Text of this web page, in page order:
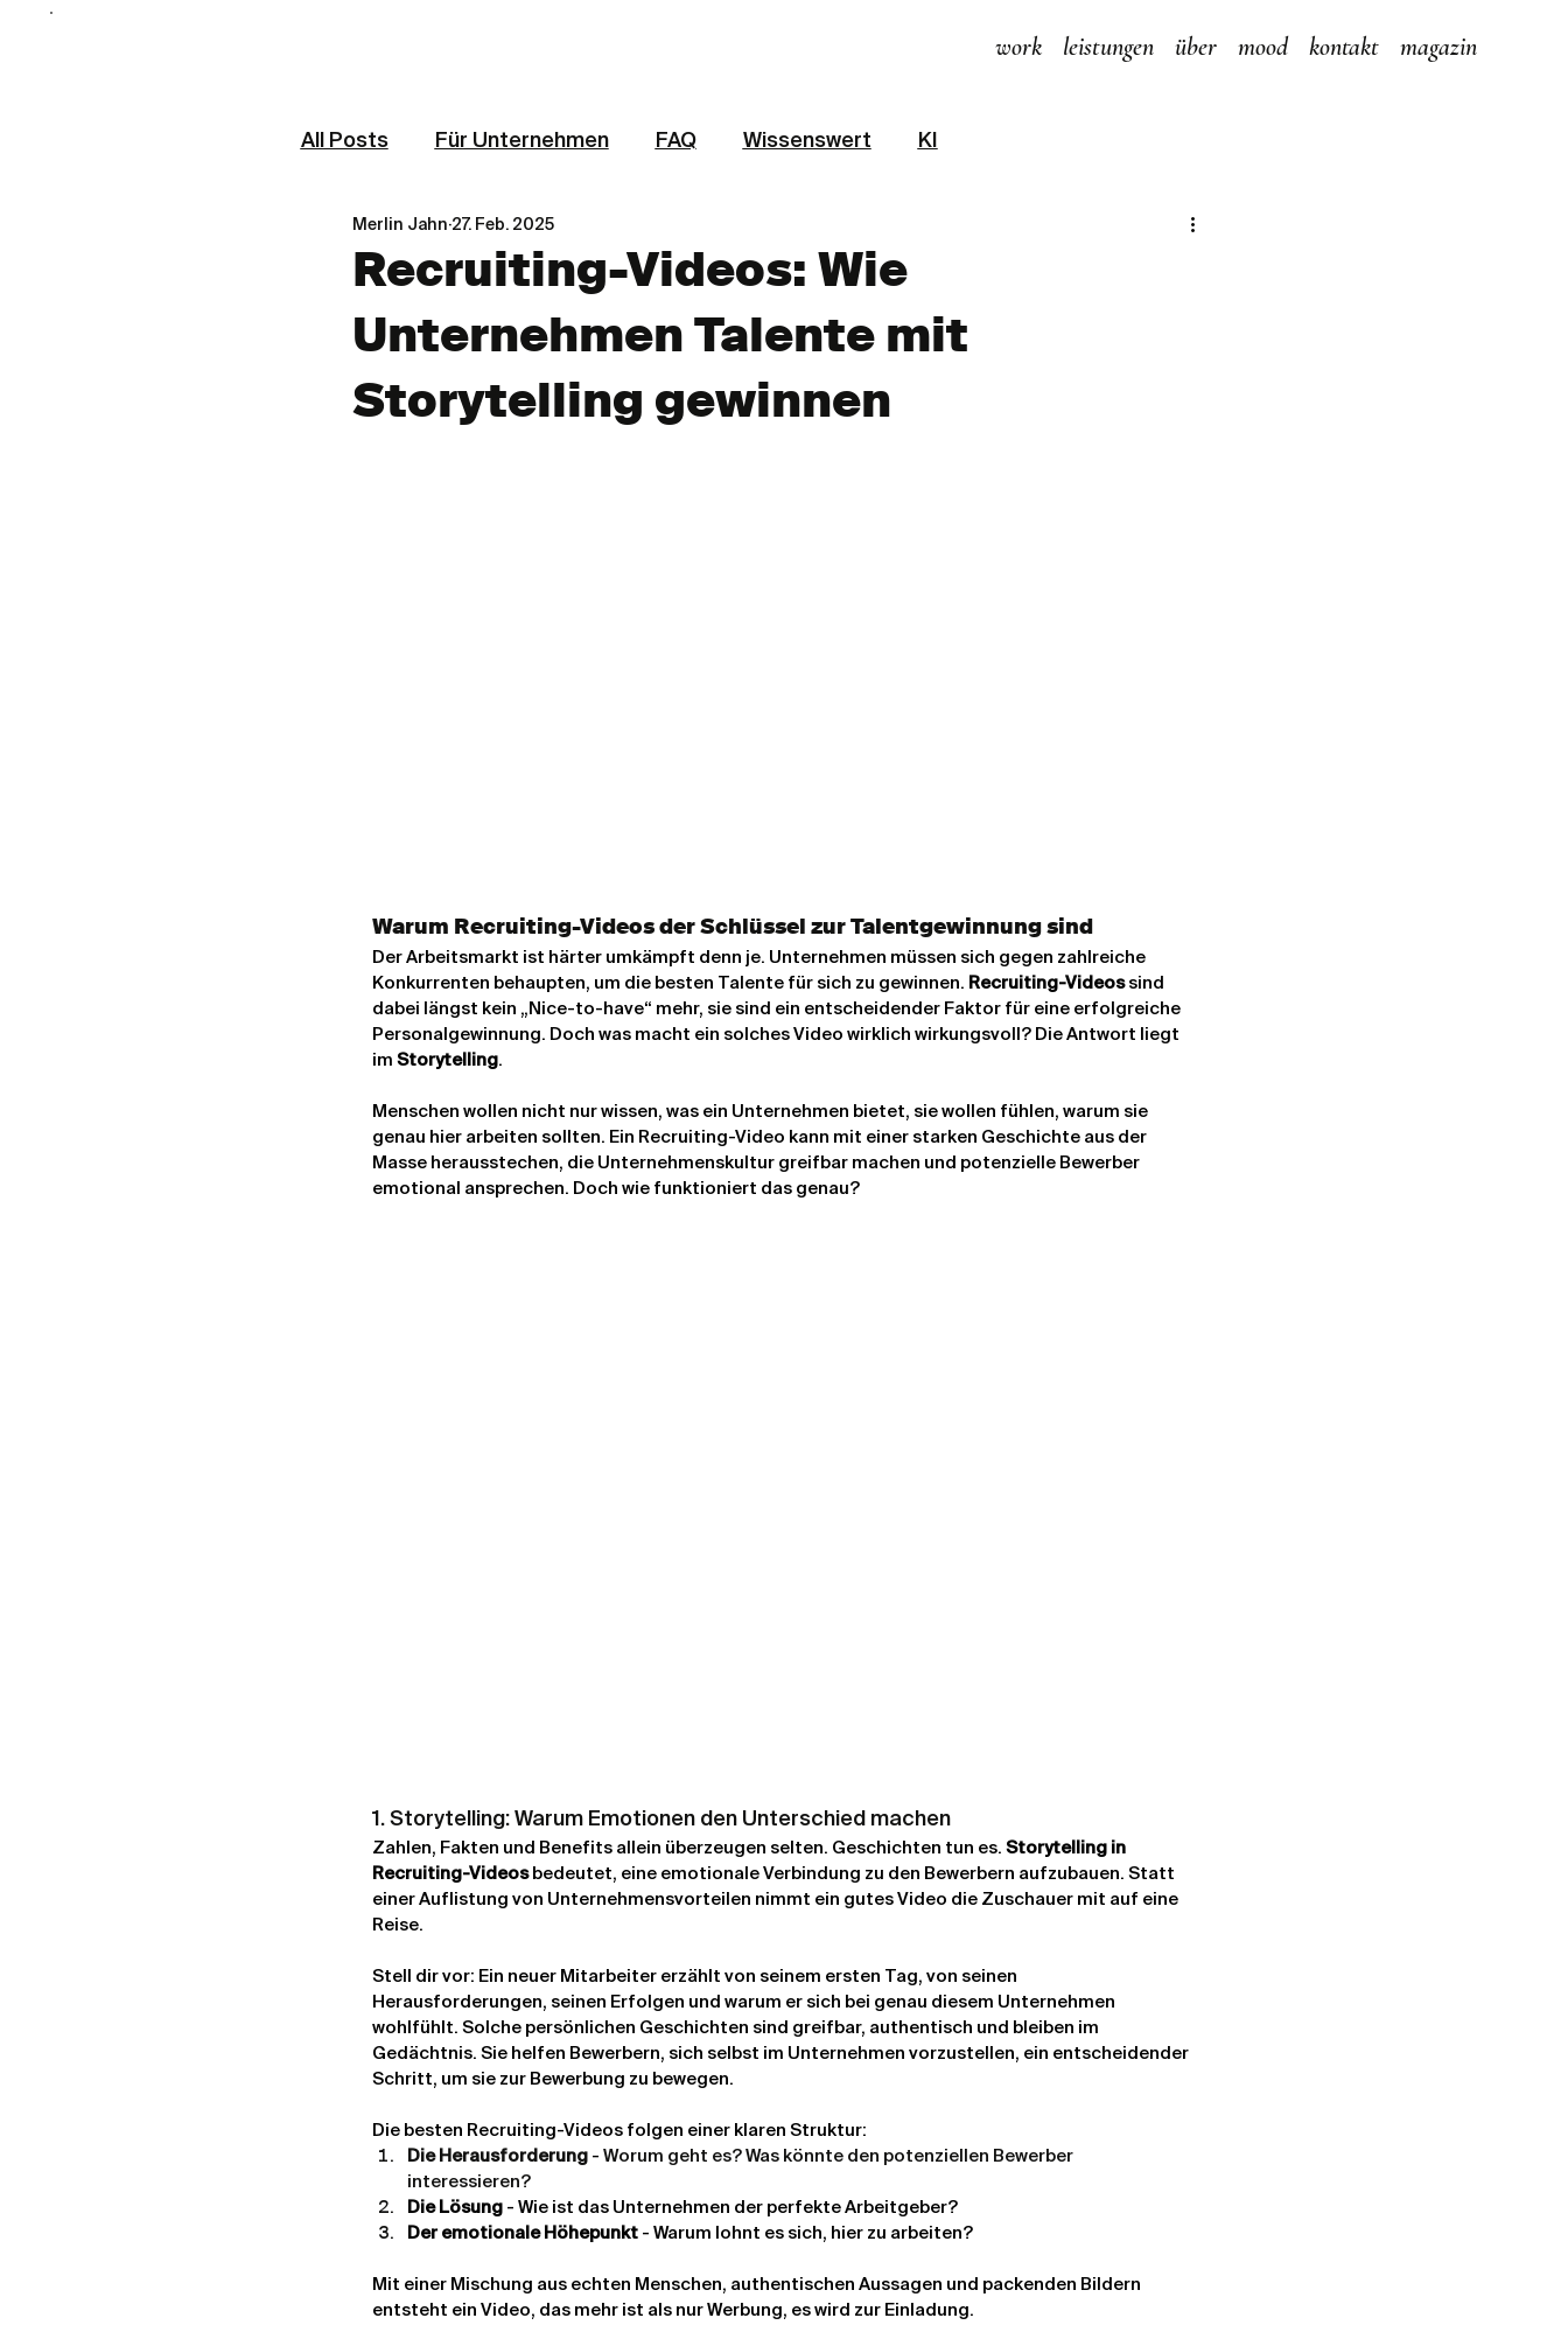
work leistungen über mood kontakt magazin
All Posts Für Unternehmen FAQ Wissenswert KI
Recruiting-Videos: Wie
Unternehmen Talente mit
Storytelling gewinnen
Merlin Jahn 27. Feb. 2025
Warum Recruiting-Videos der Schlüssel zur Talentgewinnung sind
Der Arbeitsmarkt ist härter umkämpft denn je. Unternehmen müssen sich gegen zahlreiche
Konkurrenten behaupten, um die besten Talente für sich zu gewinnen. Recruiting-Videos sind
dabei längst kein „Nice-to-have“ mehr, sie sind ein entscheidender Faktor für eine erfolgreiche
Personalgewinnung. Doch was macht ein solches Video wirklich wirkungsvoll? Die Antwort liegt
im Storytelling.
Menschen wollen nicht nur wissen, was ein Unternehmen bietet, sie wollen fühlen, warum sie
genau hier arbeiten sollten. Ein Recruiting-Video kann mit einer starken Geschichte aus der
Masse herausstechen, die Unternehmenskultur greifbar machen und potenzielle Bewerber
emotional ansprechen. Doch wie funktioniert das genau?
1. Storytelling: Warum Emotionen den Unterschied machen
Zahlen, Fakten und Benefits allein überzeugen selten. Geschichten tun es. Storytelling in
Recruiting-Videos bedeutet, eine emotionale Verbindung zu den Bewerbern aufzubauen. Statt
einer Auflistung von Unternehmensvorteilen nimmt ein gutes Video die Zuschauer mit auf eine
Reise.
Stell dir vor: Ein neuer Mitarbeiter erzählt von seinem ersten Tag, von seinen
Herausforderungen, seinen Erfolgen und warum er sich bei genau diesem Unternehmen
wohlfühlt. Solche persönlichen Geschichten sind greifbar, authentisch und bleiben im
Gedächtnis. Sie helfen Bewerbern, sich selbst im Unternehmen vorzustellen, ein entscheidender
Schritt, um sie zur Bewerbung zu bewegen.
Die besten Recruiting-Videos folgen einer klaren Struktur:
Die Herausforderung - Worum geht es? Was könnte den potenziellen Bewerber
interessieren?
Die Lösung - Wie ist das Unternehmen der perfekte Arbeitgeber?
Der emotionale Höhepunkt - Warum lohnt es sich, hier zu arbeiten?
Mit einer Mischung aus echten Menschen, authentischen Aussagen und packenden Bildern
entsteht ein Video, das mehr ist als nur Werbung, es wird zur Einladung.